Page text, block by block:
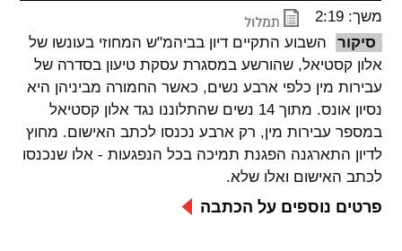
spellcheck
גופן קריא
ניגודיות צבעים
brightness_high
ניגודיות בהירה
brightness_low
משך: 2:19
סיקור
השבוע התקיים דיון בביהמ"ש המחוזי בעונשו של
אלון קסטיאל, שהורשע במסגרת עסקת טיעון בסדרה של
עבירות מין כלפי ארבע נשים, כאשר החמורה מביניהן היא
נסיון אונס. מתוך 14 נשים שהתלוננו נגד אלון קסטיאל
במספר עבירות מין, רק ארבע נכנסו לכתב האישום. מחוץ
לדיון התארגנה הפגנת תמיכה בכל הנפגעות - אלו שנכנסו
לכתב האישום ואלו שלא.
פרטים נוספים על הכתבה